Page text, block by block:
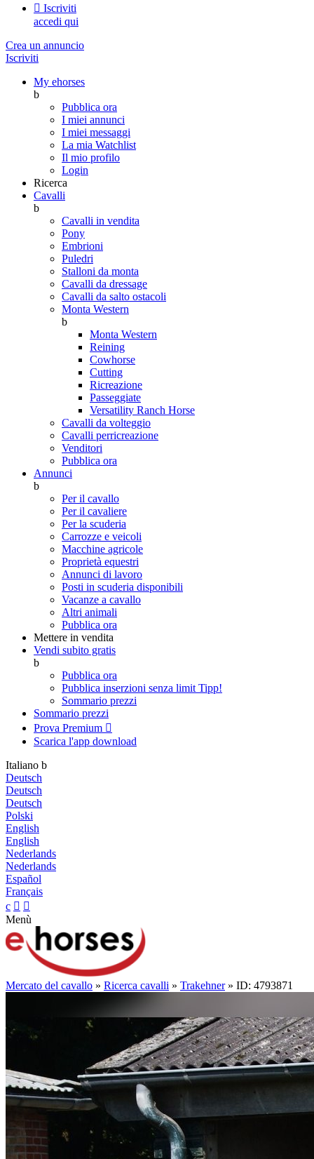
 Iscriviti
accedi qui
Crea un annuncio
Iscriviti
My ehorses
b
Pubblica ora
I miei annunci
I miei messaggi
La mia Watchlist
Il mio profilo
Login
Ricerca
Cavalli
b
Cavalli in vendita
Pony
Embrioni
Puledri
Stalloni da monta
Cavalli da dressage
Cavalli da salto ostacoli
Monta Western
b
Monta Western
Reining
Cowhorse
Cutting
Ricreazione
Passeggiate
Versatility Ranch Horse
Cavalli da volteggio
Cavalli perricreazione
Venditori
Pubblica ora
Annunci
b
Per il cavallo
Per il cavaliere
Per la scuderia
Carrozze e veicoli
Macchine agricole
Proprietà equestri
Annunci di lavoro
Posti in scuderia disponibili
Vacanze a cavallo
Altri animali
Pubblica ora
Mettere in vendita
Vendi subito gratis
b
Pubblica ora
Pubblica inserzioni senza limit Tipp!
Sommario prezzi
Sommario prezzi
Prova Premium 
Scarica l'app download
Italiano b
Deutsch
Deutsch
Deutsch
Polski
English
English
Nederlands
Nederlands
Español
Français
c  
Menù
Mercato del cavallo » Ricerca cavalli » Trakehner» ID: 4793871